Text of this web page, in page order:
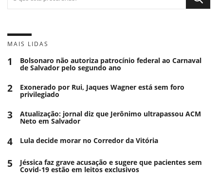
MAIS LIDAS
1 Bolsonaro não autoriza patrocínio federal ao Carnaval
de Salvador pelo segundo ano
2 Exonerado por Rui, Jaques Wagner está sem foro
privilegiado
3 Atualização: jornal diz que Jerônimo ultrapassou ACM
Neto em Salvador
4 Lula decide morar no Corredor da Vitória
5 Jéssica faz grave acusação e sugere que pacientes sem
Covid-19 estão em leitos exclusivos